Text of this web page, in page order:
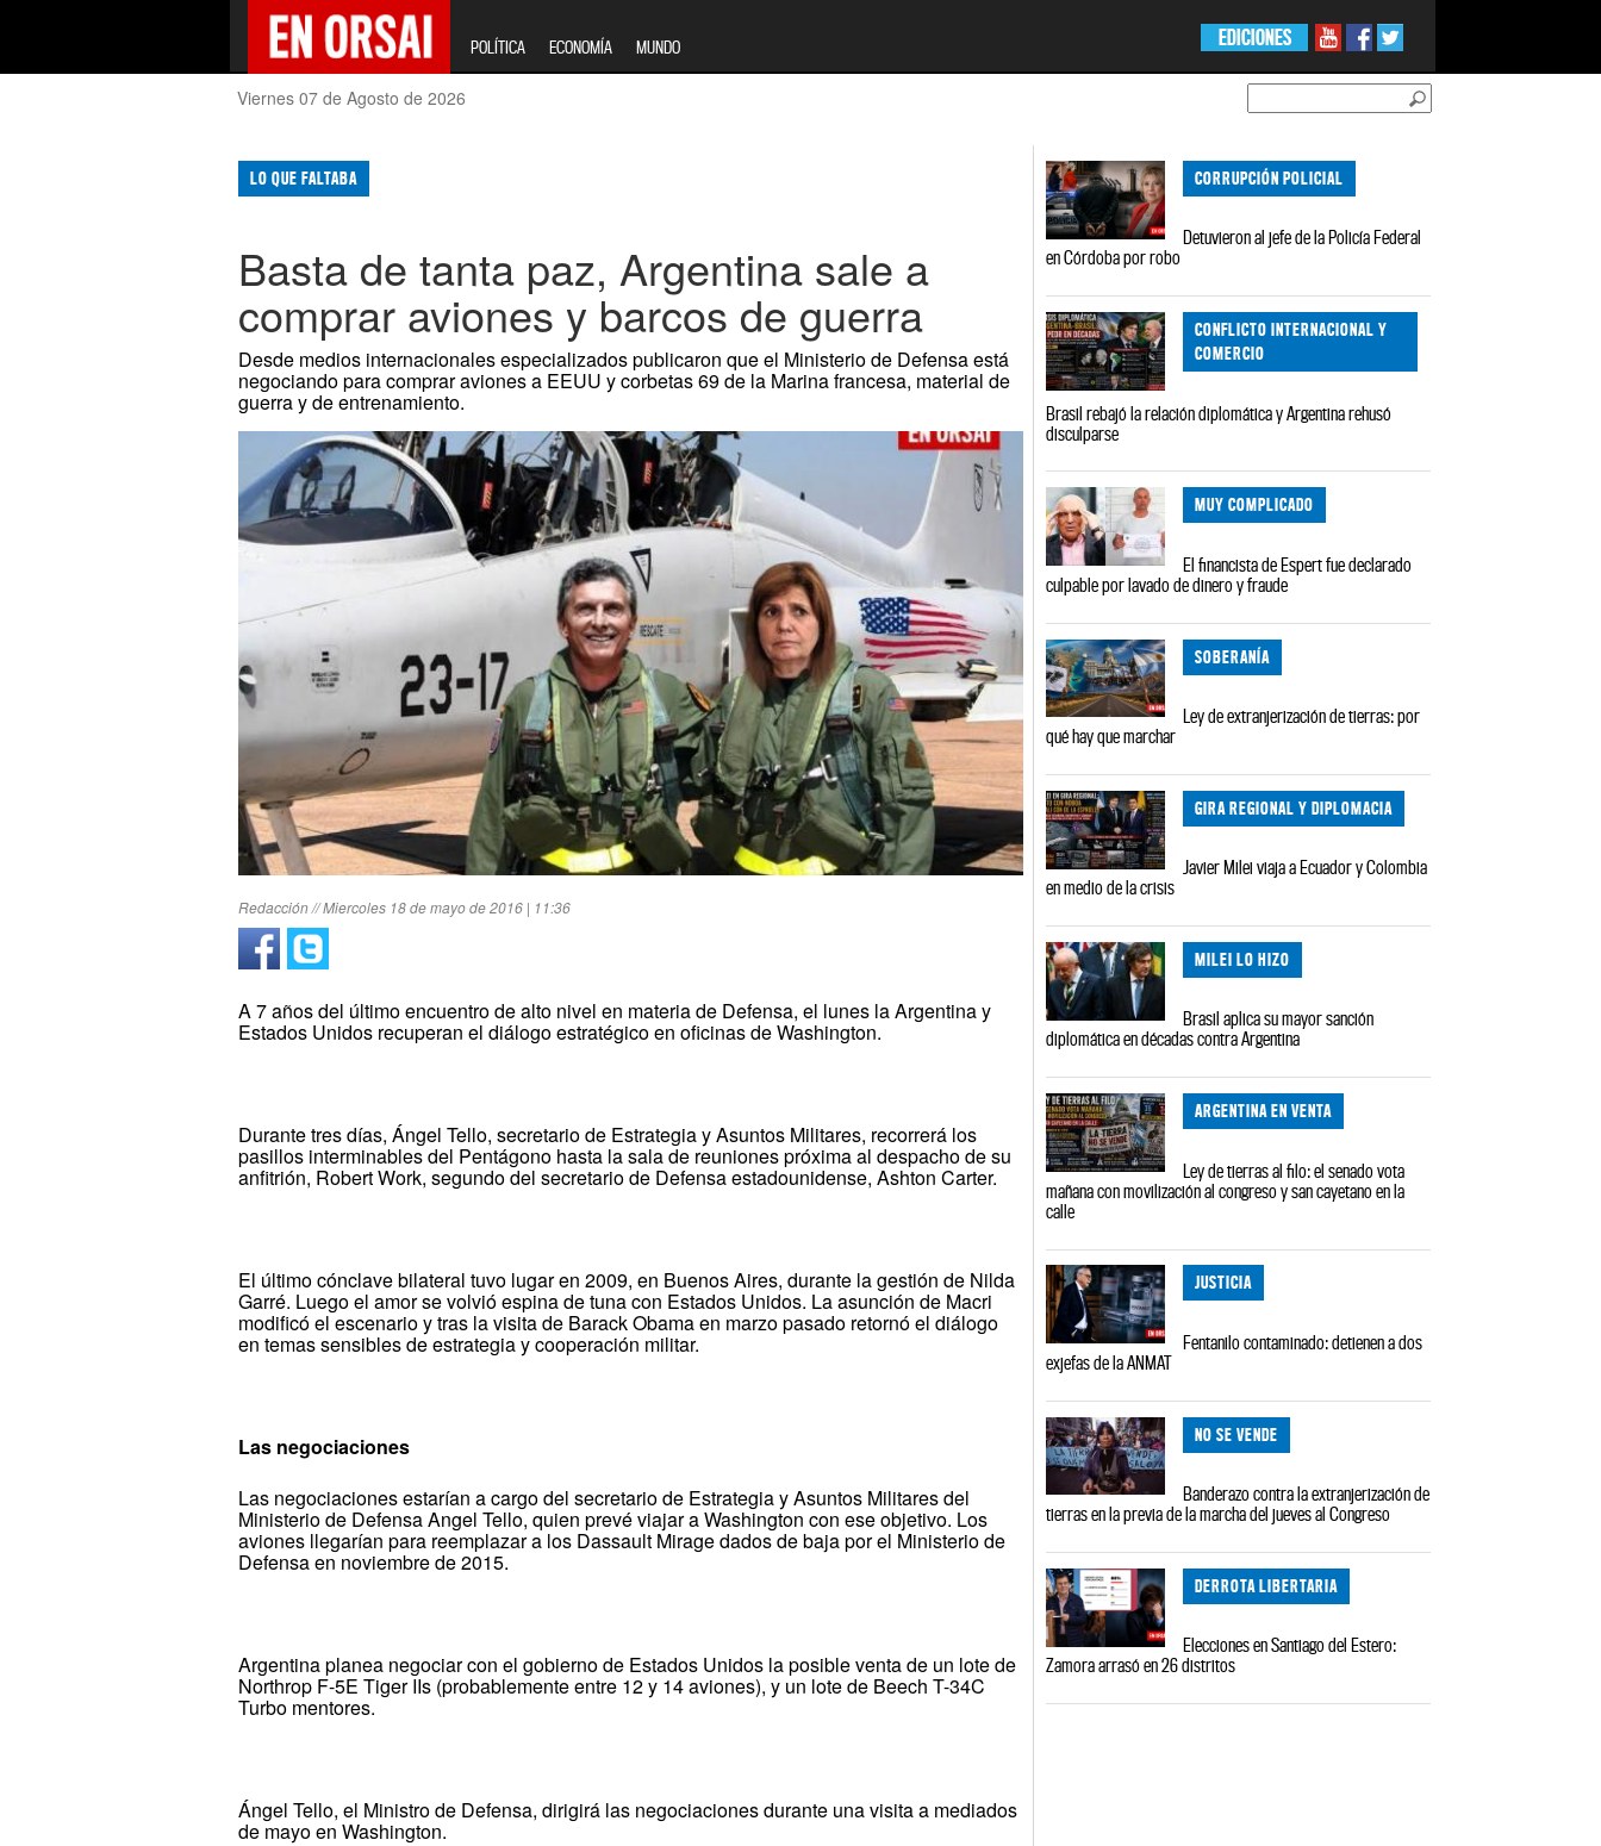
POLÍTICA ECONOMÍA MUNDO EDICIONES
Viernes 07 de Agosto de 2026
LO QUE FALTABA
Basta de tanta paz, Argentina sale a
comprar aviones y barcos de guerra
Desde medios internacionales especializados publicaron que el Ministerio de Defensa está
negociando para comprar aviones a EEUU y corbetas 69 de la Marina francesa, material de
guerra y de entrenamiento.
Redacción // Miercoles 18 de mayo de 2016 | 11:36
A 7 años del último encuentro de alto nivel en materia de Defensa, el lunes la Argentina y
Estados Unidos recuperan el diálogo estratégico en oficinas de Washington.
Durante tres días, Ángel Tello, secretario de Estrategia y Asuntos Militares, recorrerá los
pasillos interminables del Pentágono hasta la sala de reuniones próxima al despacho de su
anfitrión, Robert Work, segundo del secretario de Defensa estadounidense, Ashton Carter.
El último cónclave bilateral tuvo lugar en 2009, en Buenos Aires, durante la gestión de Nilda
Garré. Luego el amor se volvió espina de tuna con Estados Unidos. La asunción de Macri
modificó el escenario y tras la visita de Barack Obama en marzo pasado retornó el diálogo
en temas sensibles de estrategia y cooperación militar.
Las negociaciones
Las negociaciones estarían a cargo del secretario de Estrategia y Asuntos Militares del
Ministerio de Defensa Angel Tello, quien prevé viajar a Washington con ese objetivo. Los
aviones llegarían para reemplazar a los Dassault Mirage dados de baja por el Ministerio de
Defensa en noviembre de 2015.
Argentina planea negociar con el gobierno de Estados Unidos la posible venta de un lote de
Northrop F-5E Tiger IIs (probablemente entre 12 y 14 aviones), y un lote de Beech T-34C
Turbo mentores.
Ángel Tello, el Ministro de Defensa, dirigirá las negociaciones durante una visita a mediados
de mayo en Washington.
CORRUPCIÓN POLICIAL
Detuvieron al jefe de la Policía Federal
en Córdoba por robo
CONFLICTO INTERNACIONAL Y
COMERCIO
Brasil rebajó la relación diplomática y Argentina rehusó
disculparse
MUY COMPLICADO
El financista de Espert fue declarado
culpable por lavado de dinero y fraude
SOBERANÍA
Ley de extranjerización de tierras: por
qué hay que marchar
GIRA REGIONAL Y DIPLOMACIA
Javier Milei viaja a Ecuador y Colombia
en medio de la crisis
MILEI LO HIZO
Brasil aplica su mayor sanción
diplomática en décadas contra Argentina
ARGENTINA EN VENTA
Ley de tierras al filo: el senado vota
mañana con movilización al congreso y san cayetano en la
calle
JUSTICIA
Fentanilo contaminado: detienen a dos
exjefas de la ANMAT
NO SE VENDE
Banderazo contra la extranjerización de
tierras en la previa de la marcha del jueves al Congreso
DERROTA LIBERTARIA
Elecciones en Santiago del Estero:
Zamora arrasó en 26 distritos